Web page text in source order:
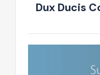
Dux Ducis